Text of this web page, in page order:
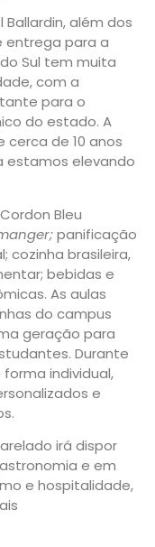
Ballardin, além dos
entrega para a
Sul tem muita
com a
para o
do estado. A
cerca de 10 anos
estamos elevando
Bleu
panificação
cozinha brasileira,
bebidas e
As aulas
do campus
geração para
Durante
individual,
e
irá dispor
e em
e hospitalidade,